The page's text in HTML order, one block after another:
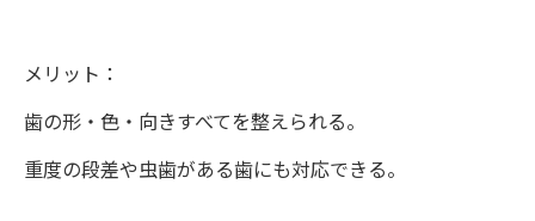
メリット：
歯の形・色・向きすべてを整えられる。
重度の段差や虫歯がある歯にも対応できる。